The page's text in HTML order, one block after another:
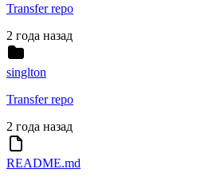
Transfer repo
2 года назад
singlton
Transfer repo
2 года назад
README.md